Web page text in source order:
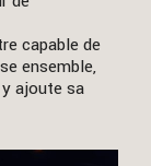
capable de
ensemble,
ajoute sa